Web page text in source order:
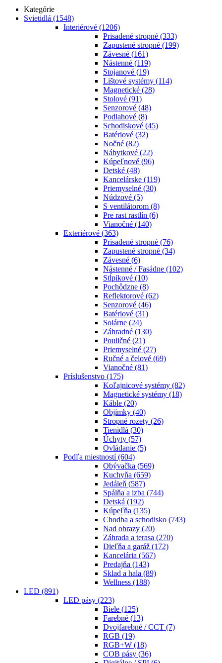
Kategórie
Svietidlá (1548)
Interiérové (1206)
Prisadené stropné (333)
Zapustené stropné (199)
Závesné (161)
Nástenné (119)
Stojanové (19)
Lištové systémy (114)
Magnetické (28)
Stolové (91)
Senzorové (48)
Podlahové (8)
Schodiskové (45)
Batériové (32)
Nočné (82)
Nábytkové (22)
Kúpeľnové (96)
Detské (48)
Kancelárske (119)
Priemyselné (30)
Núdzové (5)
S ventilátorom (8)
Pre rast rastlín (6)
Vianočné (140)
Exteriérové (363)
Prisadené stropné (76)
Zapustené stropné (34)
Závesné (6)
Nástenné / Fasádne (102)
Stĺpikové (10)
Pochôdzne (8)
Reflektorové (62)
Senzorové (46)
Batériové (31)
Solárne (24)
Záhradné (130)
Pouličné (21)
Priemyselné (27)
Ručné a čelové (69)
Vianočné (81)
Príslušenstvo (175)
Koľajnicové systémy (82)
Magnetické systémy (18)
Káble (20)
Objímky (40)
Stropné rozety (26)
Tienidlá (30)
Úchyty (57)
Ovládanie (5)
Podľa miestností(604)
Obývačka (569)
Kuchyňa (659)
Jedáleň (587)
Spálňa a izba (744)
Detská (192)
Kúpeľňa (135)
Chodba a schodisko (743)
Nad obrazy (20)
Záhrada a terasa (270)
Dieľňa a garáž (172)
Kancelária (567)
Predajňa (143)
Sklad a hala (89)
Wellness (188)
LED (891)
LED pásy (223)
Biele (125)
Farebné (13)
Dvojfarebné / CCT (7)
RGB (19)
RGB+W (18)
COB pásy (36)